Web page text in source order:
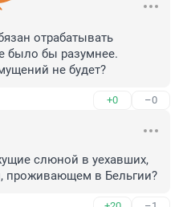
отрабатывать
было бы разумнее.
не будет?
+0 –0
слюной в уехавших,
проживающем в Бельгии?